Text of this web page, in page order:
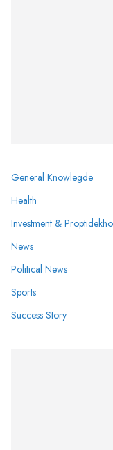
General Knowlegde
Health
Investment & Proptidekho
News
Political News
Sports
Success Story